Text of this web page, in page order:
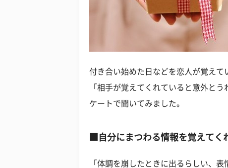
付き合い始めた日などを恋人が覚えて
「相手が覚えてくれていると意外と
ケートで聞いてみました。
■自分にまつわる情報を覚えてく
「体調を崩したときに出るらしい、